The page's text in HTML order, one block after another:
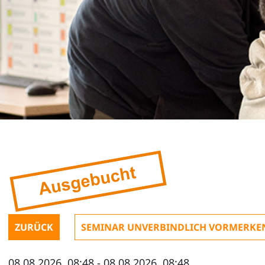
ZURÜCK SEMINAR UNVERBINDLICH